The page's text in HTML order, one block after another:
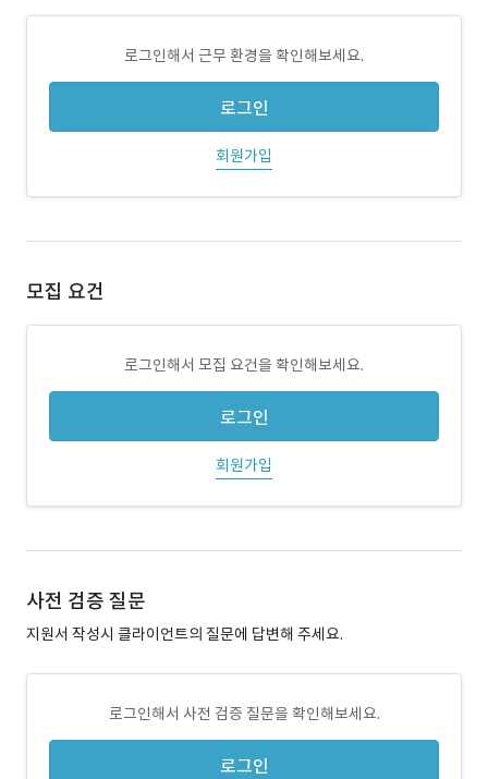
로그인해서 근무 환경을 확인해보세요.
로그인
회원가입
모집 요건
로그인해서 모집 요건을 확인해보세요.
로그인
회원가입
사전 검증 질문
지원서 작성시 클라이언트의 질문에 답변해 주세요.
로그인해서 사전 검증 질문을 확인해보세요.
로그인